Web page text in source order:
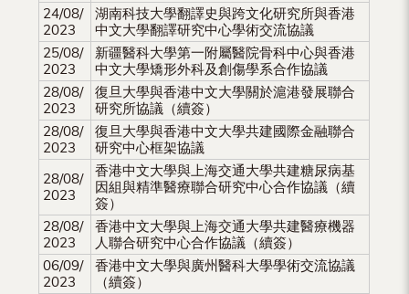
24/08/
2023
湖南科技大學翻譯史與跨文化研究所與香港
中文大學翻譯研究中心學術交流協議
25/08/
2023
新疆醫科大學第一附屬醫院骨科中心與香港
中文大學矯形外科及創傷學系合作協議
28/08/
2023
復旦大學與香港中文大學關於滬港發展聯合
研究所協議（續簽）
28/08/
2023
復旦大學與香港中文大學共建國際金融聯合
研究中心框架協議
28/08/
2023
香港中文大學與上海交通大學共建糖尿病基
因組與精準醫療聯合研究中心合作協議（續
簽）
28/08/
2023
香港中文大學與上海交通大學共建醫療機器
人聯合研究中心合作協議（續簽）
06/09/
2023
香港中文大學與廣州醫科大學學術交流協議
（續簽）